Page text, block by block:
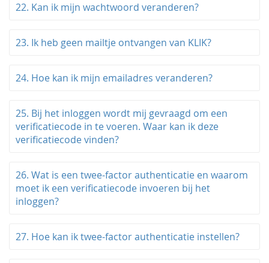
22. Kan ik mijn wachtwoord veranderen?
23. Ik heb geen mailtje ontvangen van KLIK?
24. Hoe kan ik mijn emailadres veranderen?
25. Bij het inloggen wordt mij gevraagd om een
verificatiecode in te voeren. Waar kan ik deze
verificatiecode vinden?
26. Wat is een twee-factor authenticatie en waarom
moet ik een verificatiecode invoeren bij het
inloggen?
27. Hoe kan ik twee-factor authenticatie instellen?